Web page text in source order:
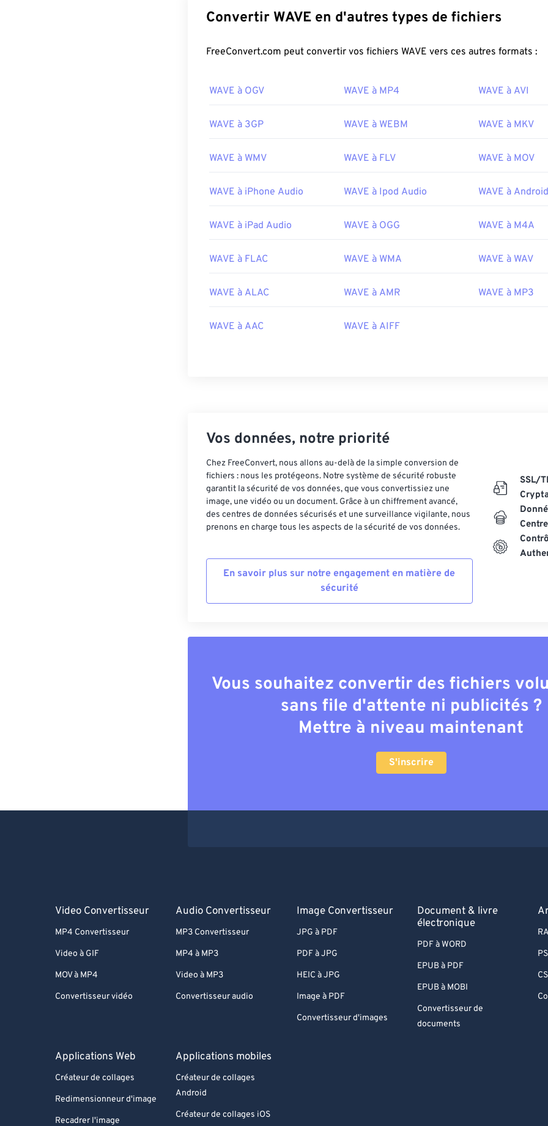
format RIFF (Resource Interchange File Format)
. Les fichiers WAV sont
volumineux que les fichiers M4A et MP3, ce qui les rend moins pratiques
M4AetMP3.
Comment ouvrir un fichier WAV ?
programmes comme
VLC Media Player
peuvent
Grâce à leur qualité supérieure et non compressée, les fichiersWAV sont
UltraMixerest un logiciel de DJing multi-systèmes d'exploitation compatible
Développé par :Microsoft
https://en.wikipedia.org/wiki/WAV
Convertir WAVE en d'autres types de fichiers
FreeConvert.com peut convertir vos fichiers WAVE vers ces autres formats :
WAVE à OGV WAVE à MP4 WAVE à AVI
WAVE à 3GP WAVE à WEBM WAVE à MKV
WAVE à WMV WAVE à FLV WAVE à MOV
WAVE à iPhone Audio WAVE à Ipod Audio WAVE à
WAVE à iPad Audio WAVE à OGG WAVE à M4A
WAVE à FLAC WAVE à WMA WAVE à WAV
WAVE à ALAC WAVE à AMR WAVE à MP3
WAVE à AAC WAVE à AIFF
Vos données, notre priorité
Chez FreeConvert, nous allons au-delà de la simple conversion de
fichiers : nous les protégeons. Notre système de sécurité robuste
garantit la sécurité de vos données, que vous convertissiez une
image, une vidéo ou un document. Grâce à un chiffrement avancé,
des centres de données sécurisés et une surveillance vigilante, nous
prenons en charge tous les aspects de la sécurité de vos données.
En savoir plus sur notre engagement en matière de
sécurité
SSL/
Vous souhaitez convertir des fichiers
sans file d'attente ni publicités ?
Mettre à niveau maintenant
S'inscrire
Video Convertisseur
MP4 Convertisseur
Video à GIF
MOV à MP4
Convertisseur vidéo
Audio Convertisseur
MP3 Convertisseur
MP4 à MP3
Video à MP3
Convertisseur audio
Image Convertisseur
JPG à PDF
PDF à JPG
HEIC à JPG
Image à PDF
Convertisseur d'images
Document & livre
électronique
PDF à WORD
EPUB à PDF
EPUB à MOBI
Convertisseur de
documents
Applications Web
Créateur de collages
Redimensionneur d'image
Recadrer l'image
Applications mobiles
Créateur de collages
Android
Créateur de collages iOS